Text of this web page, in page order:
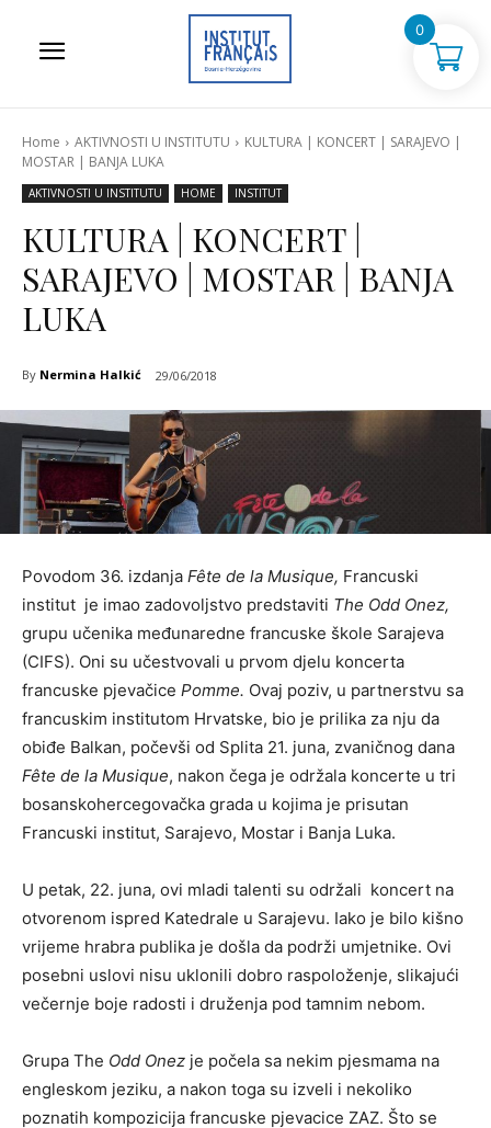
Home AKTIVNOSTI U INSTITUTU
KULTURA | KONCERT | SARAJEVO |
MOSTAR | BANJA LUKA
AKTIVNOSTI U INSTITUTU HOME INSTITUT
KULTURA | KONCERT |
SARAJEVO | MOSTAR | BANJA
LUKA
By Nermina Halkić 29/06/2018
Povodom 36. izdanja Fête de la Musique, Francuski
institut je imao zadovoljstvo predstaviti The Odd Onez,
grupu učenika međunaredne francuske škole Sarajeva
(CIFS). Oni su učestvovali u prvom djelu koncerta
francuske pjevačice Pomme. Ovaj poziv, u partnerstvu sa
francuskim institutom Hrvatske, bio je prilika za nju da
obiđe Balkan, počevši od Splita 21. juna, zvaničnog dana
Fête de la Musique, nakon čega je održala koncerte u tri
bosanskohercegovačka grada u kojima je prisutan
Francuski institut, Sarajevo, Mostar i Banja Luka.
U petak, 22. juna, ovi mladi talenti su održali koncert na
otvorenom ispred Katedrale u Sarajevu. Iako je bilo kišno
vrijeme hrabra publika je došla da podrži umjetnike. Ovi
posebni uslovi nisu uklonili dobro raspoloženje, slikajući
večernje boje radosti i druženja pod tamnim nebom.
Grupa The Odd Onez je počela sa nekim pjesmama na
engleskom jeziku, a nakon toga su izveli i nekoliko
poznatih kompozicija francuske pjevacice ZAZ. Što se
0